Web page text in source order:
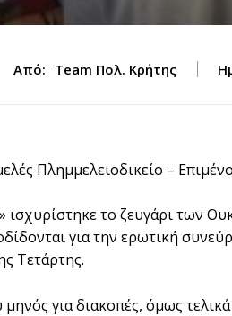
Από: Team Πολ. Κρήτης
Πλημμελειοδικείο –
ισχυρίστηκε το ζευγάρι των
για την ερωτική
Τετάρτης.
για διακοπές, όμως